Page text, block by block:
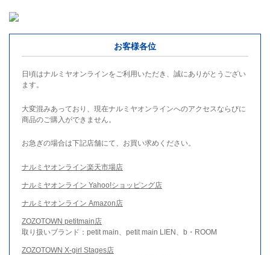
お客様各位
日頃はナルミヤオンラインをご利用いただき、誠にありがとうござい
ます。
大変混みあっており、現在ナルミヤオンラインへのアクセスならびに
商品のご購入ができません。
お急ぎの場合は下記店舗にて、お買い求めください。
ナルミヤオンライン楽天市場店
ナルミヤオンライン Yahoo!ショッピング店
ナルミヤオンライン Amazon店
ZOZOTOWN petitmain店
取り扱いブランド：petit main、petit main LIEN、b・ROOM
ZOZOTOWN X-girl Stages店